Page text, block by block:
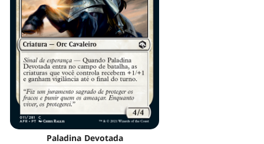
Paladina Devotada